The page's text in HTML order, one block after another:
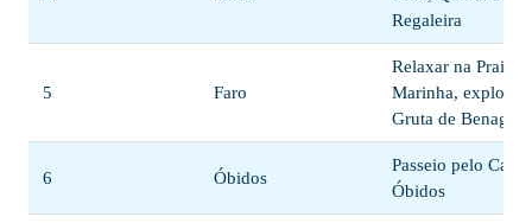
Regaleira
5 Faro
Relaxar na Praia
Marinha, explorar
Gruta de Benagil
6 Óbidos
Passeio pelo
Óbidos